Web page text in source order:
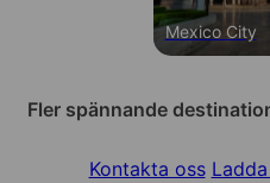
Mexico City
Fler spännande
Kontakta oss